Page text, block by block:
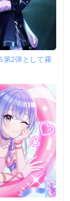
第2弾として霧